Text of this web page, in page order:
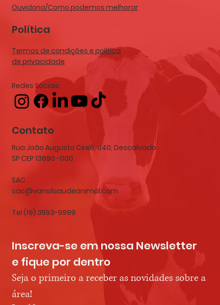
Ouvidoria/Como podemos melhorar
Política
Termos de condições e política
de privacidade
Redes Sociais
Contato
Rua João Augusto Cirelli, 640, Descalvado
SP CEP 13690 -000.
SAC
sac@vansilsaudeanimal.com
Tel (19) 3593-9999
Inscreva-se em nossa Newsletter
e fique por dentro
Seja o primeiro a receber as novidades sobre a
área!